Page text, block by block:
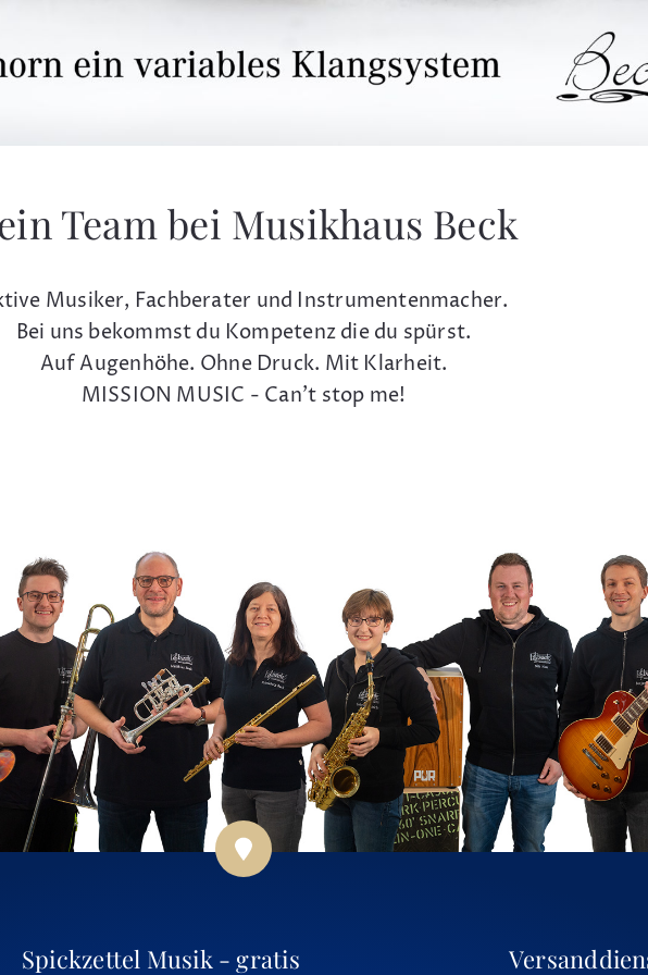
Team bei Musikhaus Beck
Musiker, Fachberater und Instrumentenmacher.
Bei uns bekommst du Kompetenz die du spürst.
Auf Augenhöhe. Ohne Druck. Mit Klarheit.
MISSION MUSIC - Can't stop me!
Spickzettel Musik - gratis